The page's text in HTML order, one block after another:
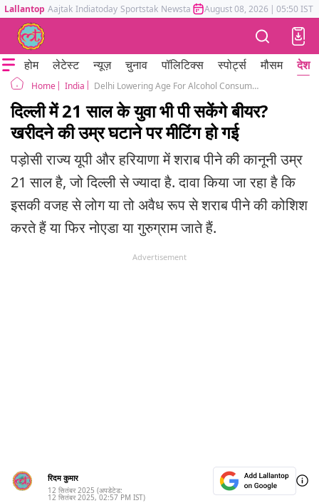
Lallantop Aajtak Indiatoday Sportstak Newstak Mumbai Tak Astrotak
August 08, 2026 | 05:50 IST
होम लेटेस्ट न्यूज़ चुनाव पॉलिटिक्स स्पोर्ट्स मौसम देश
Home India Delhi Lowering Age For Alcohol Consumption From 25 to 21
दिल्ली में 21 साल के युवा भी पी सकेंगे बीयर?
खरीदने की उम्र घटाने पर मीटिंग हो गई
पड़ोसी राज्य यूपी और हरियाणा में शराब पीने की कानूनी उम्र
21 साल है, जो दिल्ली से ज्यादा है. दावा किया जा रहा है कि
इसकी वजह से लोग या तो अवैध रूप से शराब पीने की कोशिश
करते हैं या फिर नोएडा या गुरुग्राम जाते हैं.
Advertisement
रिदम कुमार
12 सितंबर 2025 (अपडेटेड:
12 सितंबर 2025, 02:57 PM IST)